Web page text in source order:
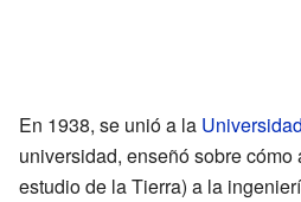
En 1938, se unió a la
universidad, enseñó sobre cómo
estudio de la Tierra) a la